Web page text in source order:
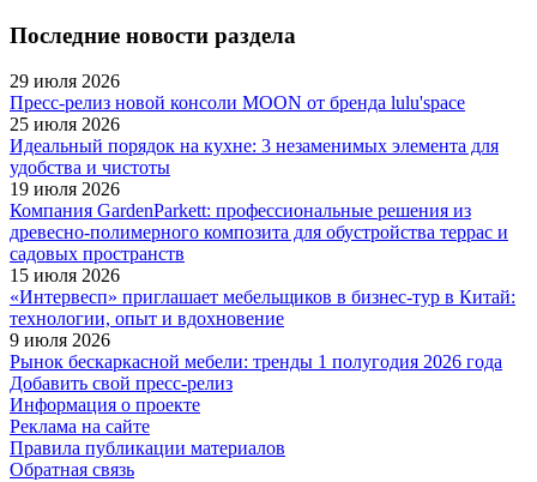
Последние новости раздела
29 июля 2026
Пресс-релиз новой консоли MOON от бренда lulu'space
25 июля 2026
Идеальный порядок на кухне: 3 незаменимых элемента для
удобства и чистоты
19 июля 2026
Компания GardenParkett: профессиональные решения из
древесно-полимерного композита для обустройства террас и
садовых пространств
15 июля 2026
«Интервесп» приглашает мебельщиков в бизнес-тур в Китай:
технологии, опыт и вдохновение
9 июля 2026
Рынок бескаркасной мебели: тренды 1 полугодия 2026 года
Добавить свой пресс-релиз
Информация о проекте
Реклама на сайте
Правила публикации материалов
Обратная связь